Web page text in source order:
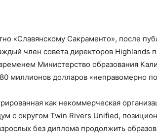
«Славянскому Сакраменто», после
член совета директоров Highlands
Министерство образования
миллионов долларов «неправомерно
как некоммерческая
с округом Twin Rivers Unified,
без диплома продолжить